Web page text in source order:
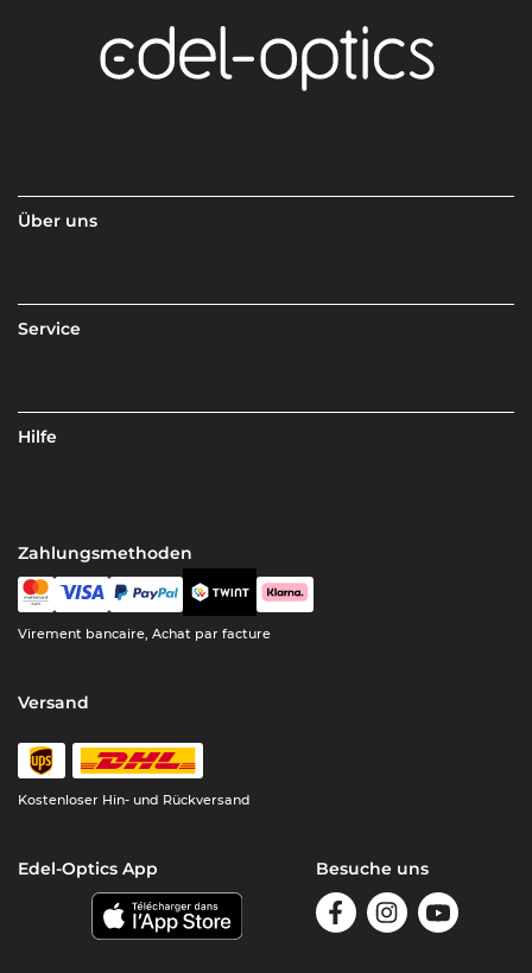
Über uns
Service
Hilfe
Zahlungsmethoden
Virement bancaire, Achat par facture
Versand
Kostenloser Hin- und Rückversand
Edel-Optics App Besuche uns